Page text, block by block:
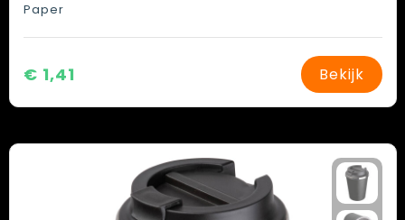
Paper
€ 1,41 Bekijk